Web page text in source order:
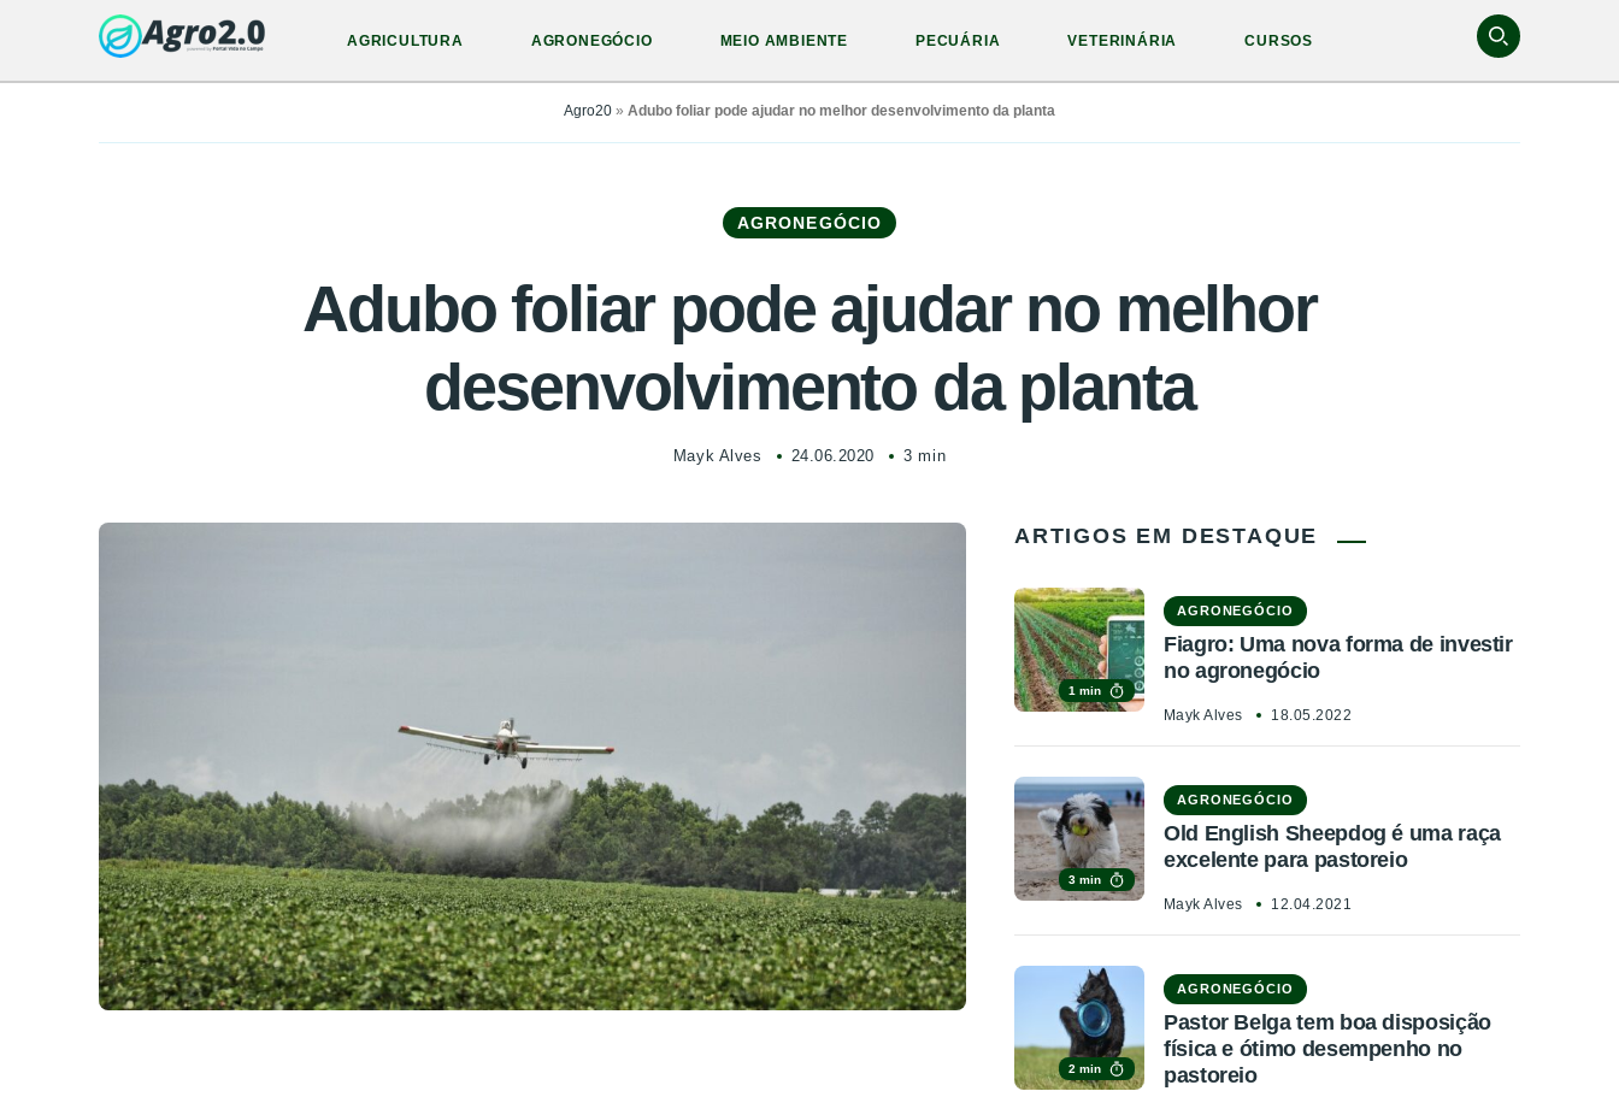
AGRICULTURA AGRONEGÓCIO MEIO AMBIENTE PECUÁRIA VETERINÁRIA CURSOS
Agro20 » Adubo foliar pode ajudar no melhor desenvolvimento da planta
AGRONEGÓCIO
Adubo foliar pode ajudar no melhor
desenvolvimento da planta
Mayk Alves 24.06.2020 3 min
ARTIGOS EM DESTAQUE
1 min
AGRONEGÓCIO
Fiagro: Uma nova forma de investir
no agronegócio
Mayk Alves 18.05.2022
3 min
AGRONEGÓCIO
Old English Sheepdog é uma raça
excelente para pastoreio
Mayk Alves 12.04.2021
2 min
AGRONEGÓCIO
Pastor Belga tem boa disposição
física e ótimo desempenho no
pastoreio